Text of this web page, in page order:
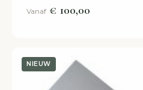
Vanaf € 100,00
NIEUW